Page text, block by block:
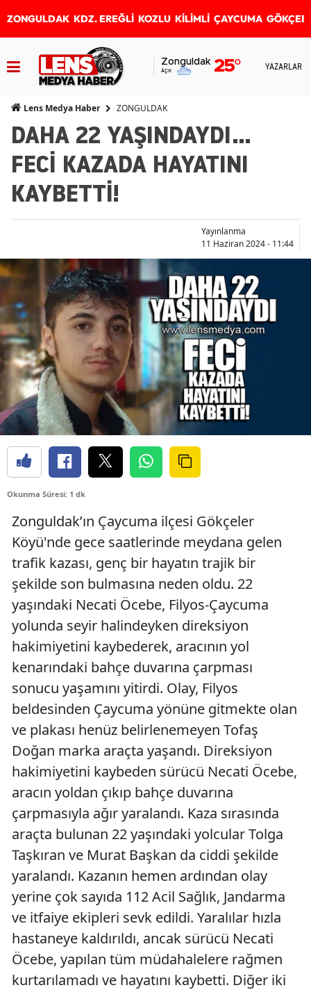
ZONGULDAK KDZ. EREĞLİ KOZLU KİLİMLİ ÇAYCUMA
Zonguldak
Açık 25° YAZARLAR
Lens Medya Haber ZONGULDAK
DAHA 22 YAŞINDAYDI...
FECİ KAZADA HAYATINI
KAYBETTİ!
Yayınlanma
11 Haziran 2024 - 11:44
Okunma Süresi: 1 dk
Zonguldak’ın Çaycuma ilçesi Gökçeler
Köyü'nde gece saatlerinde meydana gelen
trafik kazası, genç bir hayatın trajik bir
şekilde son bulmasına neden oldu. 22
yaşındaki Necati Öcebe, Filyos-Çaycuma
yolunda seyir halindeyken direksiyon
hakimiyetini kaybederek, aracının yol
kenarındaki bahçe duvarına çarpması
sonucu yaşamını yitirdi. Olay, Filyos
beldesinden Çaycuma yönüne gitmekte olan
ve plakası henüz belirlenemeyen Tofaş
Doğan marka araçta yaşandı. Direksiyon
hakimiyetini kaybeden sürücü Necati Öcebe,
aracın yoldan çıkıp bahçe duvarına
çarpmasıyla ağır yaralandı. Kaza sırasında
araçta bulunan 22 yaşındaki yolcular Tolga
Taşkıran ve Murat Başkan da ciddi şekilde
yaralandı. Kazanın hemen ardından olay
yerine çok sayıda 112 Acil Sağlık, Jandarma
ve itfaiye ekipleri sevk edildi. Yaralılar hızla
hastaneye kaldırıldı, ancak sürücü Necati
Öcebe, yapılan tüm müdahalelere rağmen
kurtarılamadı ve hayatını kaybetti. Diğer iki